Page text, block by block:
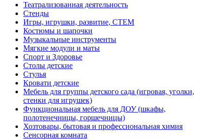
Театрализованная деятельность
Стенды
Игры, игрушки, развитие, СТЕМ
Костюмы и шапочки
Музыкальные инструменты
Мягкие модули и маты
Спорт и Здоровье
Столы детские
Стулья
Кровати детские
Мебель для группы детского сада (игровая, уголки,
стенки для игрушек)
Функциональная мебель для ДОУ (шкафы,
полотенечницы, горшечницы)
Хозтовары, бытовая и профессиональная химия
Сенсорная комната